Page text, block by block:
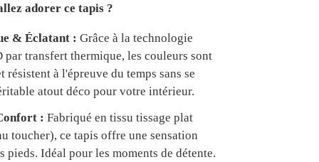
adorer ce tapis ?
& Éclatant : Grâce à la technologie
par transfert thermique, les couleurs sont
résistent à l'épreuve du temps sans se
atout déco pour votre intérieur.
: Fabriqué en tissu tissage plat
toucher), ce tapis offre une sensation
pieds. Idéal pour les moments de détente.